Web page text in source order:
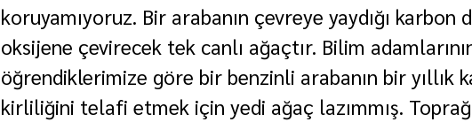
koruyamıyoruz. Bir arabanın çevreye yaydığı
oksijene çevirecek tek canlı ağaçtır. Bilim
öğrendiklerimize göre bir benzinli arabanın bir yıllık
kirliliğini telafi etmek için yedi ağaç lazımmış.